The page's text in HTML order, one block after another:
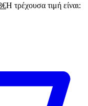
€Η τρέχουσα τιμή είναι: